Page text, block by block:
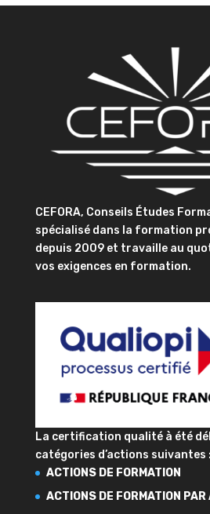
CEFORA, Conseils Études
spécialisé dans la formation
depuis 2009 et travaille au
vos exigences en formation.
La certification qualité à été
catégories d’actions suivantes :
ACTIONS DE FORMATION
ACTIONS DE FORMATION